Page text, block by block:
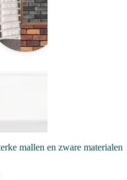
mallen en zware materialen